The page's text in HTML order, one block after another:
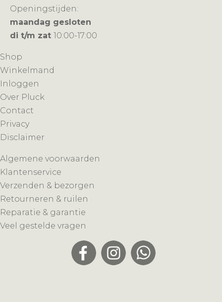
Openingstijden:
maandag gesloten
di t/m zat 10:00-17:00
Shop
Winkelmand
Inloggen
Over Pluck
Contact
Privacy
Disclaimer
Algemene voorwaarden
Klantenservice
Verzenden & bezorgen
Retourneren & ruilen
Reparatie & garantie
Veel gestelde vragen